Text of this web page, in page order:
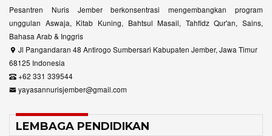
Pesantren Nuris Jember berkonsentrasi mengembangkan program
unggulan Aswaja, Kitab Kuning, Bahtsul Masail, Tahfidz Qur'an, Sains,
Bahasa Arab & Inggris
Jl Pangandaran 48 Antirogo Sumbersari Kabupaten Jember, Jawa Timur
68125 Indonesia
+62 331 339544
yayasannurisjember@gmail.com
LEMBAGA PENDIDIKAN